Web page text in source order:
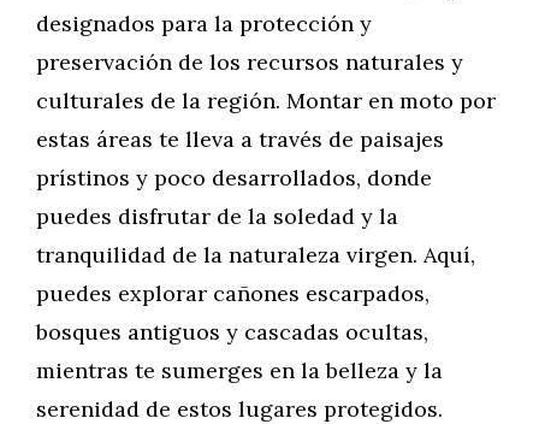
designados para la protección y
preservación de los recursos naturales y
culturales de la región. Montar en moto por
estas áreas te lleva a través de paisajes
prístinos y poco desarrollados, donde
puedes disfrutar de la soledad y la
tranquilidad de la naturaleza virgen. Aquí,
puedes explorar cañones escarpados,
bosques antiguos y cascadas ocultas,
mientras te sumerges en la belleza y la
serenidad de estos lugares protegidos.